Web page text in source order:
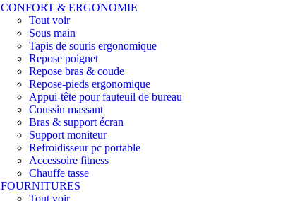
CONFORT & ERGONOMIE
Tout voir
Sous main
Tapis de souris ergonomique
Repose poignet
Repose bras & coude
Repose-pieds ergonomique
Appui-tête pour fauteuil de bureau
Coussin massant
Bras & support écran
Support moniteur
Refroidisseur pc portable
Accessoire fitness
Chauffe tasse
FOURNITURES
Tout voir